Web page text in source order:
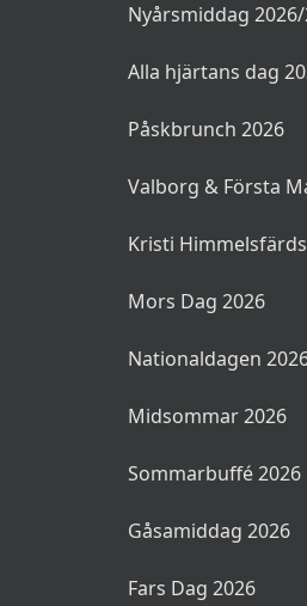
Nyårsmiddag
Alla hjärtans dag
Påskbrunch 2026
Valborg & Första
Kristi
Mors Dag 2026
Nationaldagen
Midsommar 2026
Sommarbuffé 2026
Gåsamiddag 2026
Fars Dag 2026